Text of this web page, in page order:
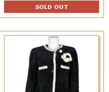
SOLD OUT